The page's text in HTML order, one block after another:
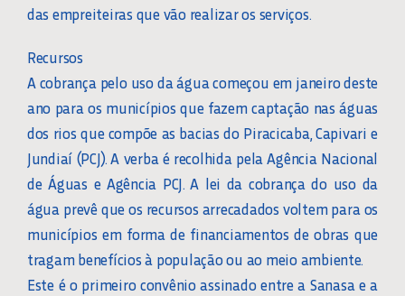
das empreiteiras que vão realizar os serviços.
Recursos
A cobrança pelo uso da água começou em janeiro deste
ano para os municípios que fazem captação nas águas
dos rios que compõe as bacias do Piracicaba, Capivari e
Jundiaí (PCJ). A verba é recolhida pela Agência Nacional
de Águas e Agência PCJ. A lei da cobrança do uso da
água prevê que os recursos arrecadados voltem para os
municípios em forma de financiamentos de obras que
tragam benefícios à população ou ao meio ambiente.
Este é o primeiro convênio assinado entre a Sanasa e a